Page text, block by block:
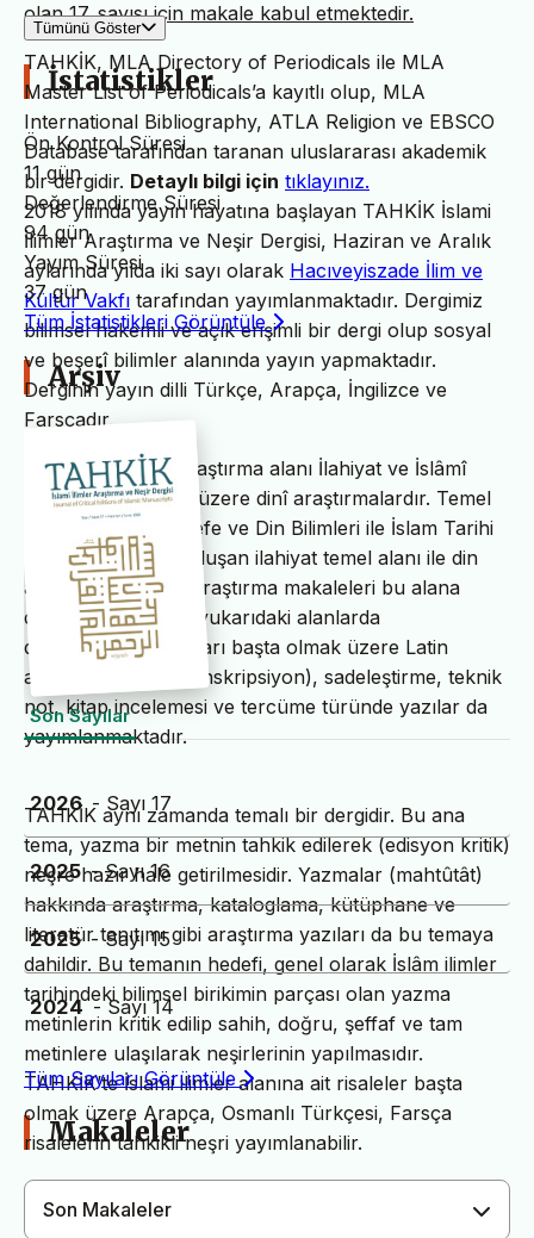
olan 17. sayısı için makale kabul etmektedir.
TAHKİK, MLA Directory of Periodicals ile MLA
Master List of Periodicals’a kayıtlı olup, MLA
International Bibliography, ATLA Religion ve EBSCO
Database tarafından taranan uluslararası akademik
bir dergidir. Detaylı bilgi için tıklayınız.
2018 yılında yayın hayatına başlayan TAHKİK İslami
İlimler Araştırma ve Neşir Dergisi, Haziran ve Aralık
aylarında yılda iki sayı olarak Hacıveyiszade İlim ve
Kültür Vakfı tarafından yayımlanmaktadır. Dergimiz
bilimsel hakemli ve açık erişimli bir dergi olup sosyal
ve beşerî bilimler alanında yayın yapmaktadır.
Derginin yayın dilli Türkçe, Arapça, İngilizce ve
Farsçadır.
TAHKİK’in temel araştırma alanı İlahiyat ve İslâmî
ilimler başta olmak üzere dinî araştırmalardır. Temel
İslam Bilimleri, Felsefe ve Din Bilimleri ile İslam Tarihi
ve Sanatları’ndan oluşan ilahiyat temel alanı ile din
alanındaki bilimsel araştırma makaleleri bu alana
dâhildir. TAHKİK’te yukarıdaki alanlarda
değerlendirme yazıları başta olmak üzere Latin
alfabesine nakil (transkripsiyon), sadeleştirme, teknik
not, kitap incelemesi ve tercüme türünde yazılar da
yayımlanmaktadır.
TAHKİK aynı zamanda temalı bir dergidir. Bu ana
tema, yazma bir metnin tahkik edilerek (edisyon kritik)
neşre hazır hale getirilmesidir. Yazmalar (mahtûtât)
hakkında araştırma, kataloglama, kütüphane ve
literatür tanıtımı gibi araştırma yazıları da bu temaya
dahildir. Bu temanın hedefi, genel olarak İslâm ilimler
tarihindeki bilimsel birikimin parçası olan yazma
metinlerin kritik edilip sahih, doğru, şeffaf ve tam
metinlere ulaşılarak neşirlerinin yapılmasıdır.
TAHKİK’te İslami ilimler alanına ait risaleler başta
olmak üzere Arapça, Osmanlı Türkçesi, Farsça
risalelerin tahkikli neşri yayımlanabilir.
Dergimiz yayın süreçlerinin daha hızlı ve sağlıklı
Tümünü Göster
İstatistikler
Ön Kontrol Süresi
11 gün
Değerlendirme Süresi
94 gün
Yayım Süresi
37 gün
Tüm İstatistikleri Görüntüle
Arşiv
Son Sayılar
2026 - Sayı 17
2025 - Sayı 16
2025 - Sayı 15
2024 - Sayı 14
Tüm Sayıları Görüntüle
Makaleler
Son Makaleler